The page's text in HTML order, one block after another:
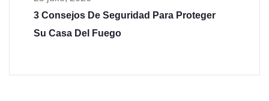
3 Consejos De Seguridad Para Proteger
Su Casa Del Fuego